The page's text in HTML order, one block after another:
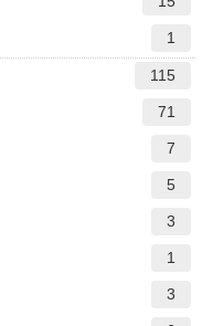
1
115
71
7
5
3
1
3